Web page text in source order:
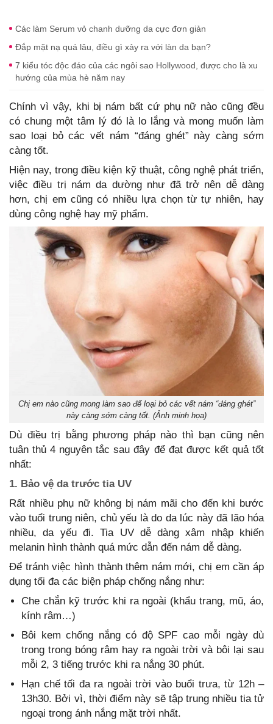
Các làm Serum vỏ chanh dưỡng da cực đơn giản
Đắp mặt nạ quá lâu, điều gì xảy ra với làn da bạn?
7 kiểu tóc độc đáo của các ngôi sao Hollywood, được cho là xu
hướng của mùa hè năm nay
Chính vì vậy, khi bị nám bất cứ phụ nữ nào cũng đều
có chung một tâm lý đó là lo lắng và mong muốn làm
sao loại bỏ các vết nám “đáng ghét” này càng sớm
càng tốt.
Hiện nay, trong điều kiện kỹ thuật, công nghệ phát triển,
việc điều trị nám da dường như đã trở nên dễ dàng
hơn, chị em cũng có nhiều lựa chọn từ tự nhiên, hay
dùng công nghệ hay mỹ phẩm.
Chị em nào cũng mong làm sao để loại bỏ các vết nám “đáng ghét”
này càng sớm càng tốt. (Ảnh minh họa)
Dù điều trị bằng phương pháp nào thì bạn cũng nên
tuân thủ 4 nguyên tắc sau đây để đạt được kết quả tốt
nhất:
1. Bảo vệ da trước tia UV
Rất nhiều phụ nữ không bị nám mãi cho đến khi bước
vào tuổi trung niên, chủ yếu là do da lúc này đã lão hóa
nhiều, da yếu đi. Tia UV dễ dàng xâm nhập khiến
melanin hình thành quá mức dẫn đến nám dễ dàng.
Để tránh việc hình thành thêm nám mới, chị em cần áp
dụng tối đa các biện pháp chống nắng như:
Che chắn kỹ trước khi ra ngoài (khẩu trang, mũ, áo,
kính râm…)
Bôi kem chống nắng có độ SPF cao mỗi ngày dù
trong trong bóng râm hay ra ngoài trời và bôi lại sau
mỗi 2, 3 tiếng trước khi ra nắng 30 phút.
Hạn chế tối đa ra ngoài trời vào buổi trưa, từ 12h –
13h30. Bởi vì, thời điểm này sẽ tập trung nhiều tia tử
ngoại trong ánh nắng mặt trời nhất.